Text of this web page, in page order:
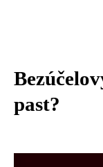
past?